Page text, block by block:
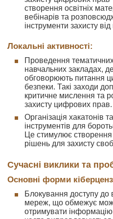
створення освітніх
вебінарів та
інструменти захисту
Локальні активності:
Проведення тематичних
навчальних закладах,
обговорюють питання
безпеки. Такі заходи
критичне мислення та
захисту цифрових прав.
Організація хакатонів
інструментів для
Це стимулює створення
рішень для захисту
Сучасні виклики та
Основні форми
Блокування доступу до
мереж, що обмежує
отримувати інформацію